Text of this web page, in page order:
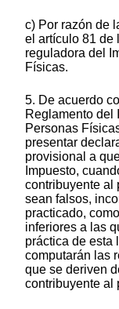
c) Por razón de
el artículo 81 de
reguladora del
Físicas.
5. De acuerdo
Reglamento del
Personas
presentar
provisional a
Impuesto,
contribuyente al
sean falsos,
practicado,
inferiores a las
práctica de esta
computarán las
que se deriven
contribuyente al